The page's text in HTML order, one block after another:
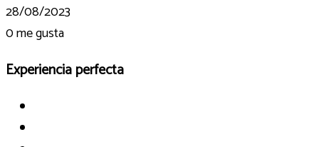
28/08/2023
0me gusta
Experiencia perfecta